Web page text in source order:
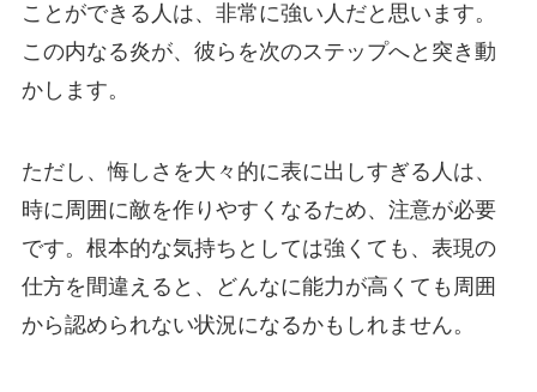
ことができる人は、非常に強い人だと思います。
この内なる炎が、彼らを次のステップへと突き動
かします。
ただし、悔しさを大々的に表に出しすぎる人は、
時に周囲に敵を作りやすくなるため、注意が必要
です。根本的な気持ちとしては強くても、表現の
仕方を間違えると、どんなに能力が高くても周囲
から認められない状況になるかもしれません。